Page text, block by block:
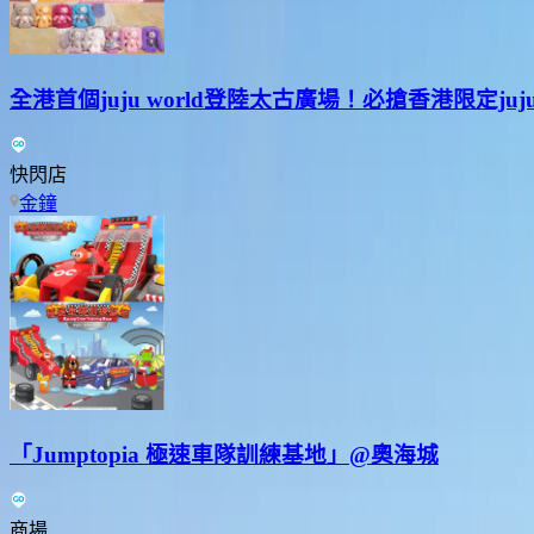
全港首個juju world登陸太古廣場！必搶香港限定
快閃店
金鐘
「Jumptopia 極速車隊訓練基地」@奧海城
商場